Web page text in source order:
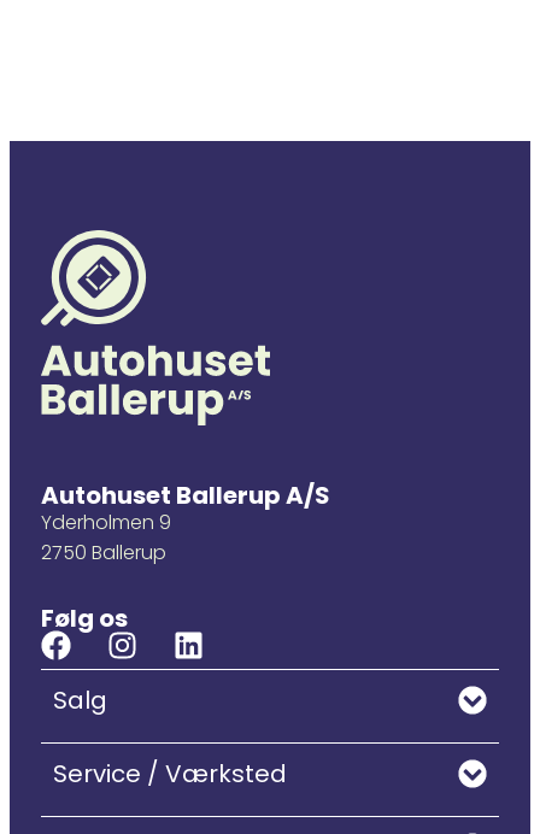
Autohuset Ballerup A/S
Yderholmen 9
2750 Ballerup
Følg os
Salg
Service / Værksted